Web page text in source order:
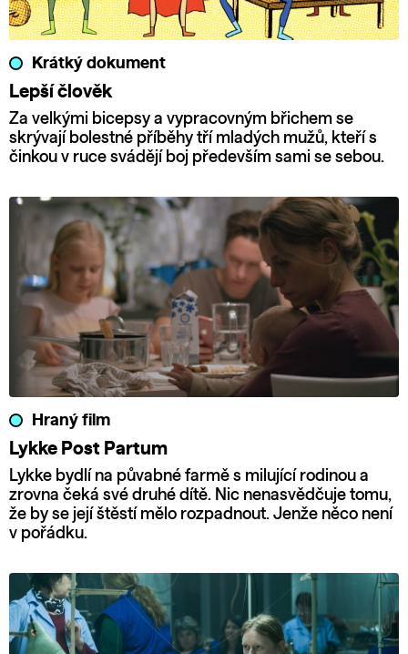
Krátký dokument
Lepší člověk
Za velkými bicepsy a vypracovným břichem se
skrývají bolestné příběhy tří mladých mužů, kteří s
činkou v ruce svádějí boj především sami se sebou.
Hraný film
Lykke Post Partum
Lykke bydlí na půvabné farmě s milující rodinou a
zrovna čeká své druhé dítě. Nic nenasvědčuje tomu,
že by se její štěstí mělo rozpadnout. Jenže něco není
v pořádku.